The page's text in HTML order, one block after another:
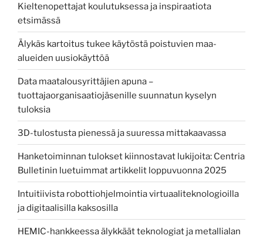
Kieltenopettajat koulutuksessa ja inspiraatiota
etsimässä
Älykäs kartoitus tukee käytöstä poistuvien maa-
alueiden uusiokäyttöä
Data maatalousyrittäjien apuna –
tuottajaorganisaatiojäsenille suunnatun kyselyn
tuloksia
3D-tulostusta pienessä ja suuressa mittakaavassa
Hanketoiminnan tulokset kiinnostavat lukijoita: Centria
Bulletinin luetuimmat artikkelit loppuvuonna 2025
Intuitiivista robottiohjelmointia virtuaaliteknologioilla
ja digitaalisilla kaksosilla
HEMIC-hankkeessa älykkäät teknologiat ja metallialan